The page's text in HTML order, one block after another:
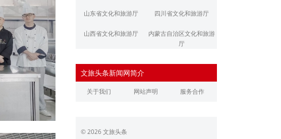
山东省文化和旅游厅 四川省文化和旅游厅
山西省文化和旅游厅
内蒙古自治区文化和旅游
厅
浙江省文化和旅游厅
江西省文化和旅游厅 河南省文化和旅游厅
广东省文化和旅游厅
文旅头条新闻网简介
关于我们 网站声明 服务合作
© 2026 文旅头条